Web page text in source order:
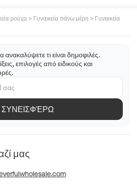
ρούχα > Γυναικεία πάνω μέρη > Γυναικεία
ανακαλύψετε τι είναι δημοφιλές.
επιλογές από ειδικούς και
ΣΥΝΕΙΣΦΈΡΩ
μας